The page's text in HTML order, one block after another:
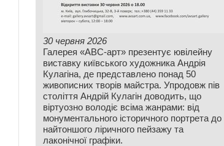
30 червня 2026
Галерея «АВС-арт» презентує ювілейну
виставку київського художника Андрія
Кулагіна, де представлено понад 50
живописних творів майстра. Упродовж пів
століття Андрій Кулагін доводить, що
віртуозно володіє всіма жанрами: від
монументального історичного портрета до
найтоншого ліричного пейзажу та
лаконічної графіки.